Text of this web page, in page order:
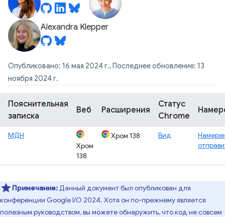
Alexandra Klepper
Опубликовано: 16 мая 2024 г., Последнее обновление: 13
ноября 2024 г.
Пояснительная
записка
Веб Расширения
Статус
Chrome
МДН
Хром
138
Хром 138 Вид
Примечание:Данный документ был опубликован для
конференции Google I/O 2024. Хотя он по-прежнему является
полезным руководством, вы можете обнаружить, что код не совсем